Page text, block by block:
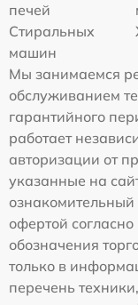
печей
Стиральных
машин
Мы занимаемся
обслуживанием
гарантийного
работает
авторизации от
указанные на
офертой
обозначения
только в
перечень